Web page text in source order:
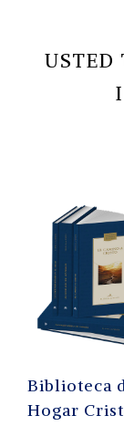
USTED
Biblioteca
Hogar